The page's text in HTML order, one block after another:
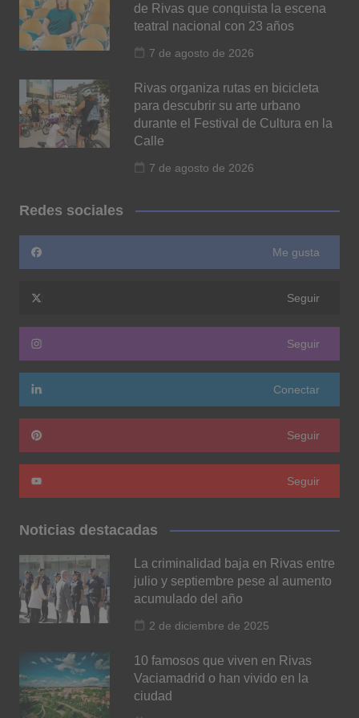
de Rivas que conquista la escena
teatral nacional con 23 años
7 de agosto de 2026
Rivas organiza rutas en bicicleta
para descubrir su arte urbano
durante el Festival de Cultura en la
Calle
7 de agosto de 2026
Redes sociales
Me gusta
Seguir
Seguir
Conectar
Seguir
Seguir
Noticias destacadas
La criminalidad baja en Rivas entre
julio y septiembre pese al aumento
acumulado del año
2 de diciembre de 2025
10 famosos que viven en Rivas
Vaciamadrid o han vivido en la
ciudad